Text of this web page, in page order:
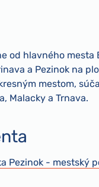
od hlavného mesta
a Pezinok na
mestom,
Malacky a Trnava.
Pezinok - mestský